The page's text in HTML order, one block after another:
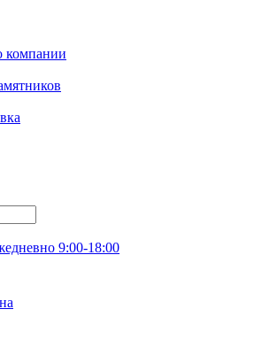
компании
9:00-18:00